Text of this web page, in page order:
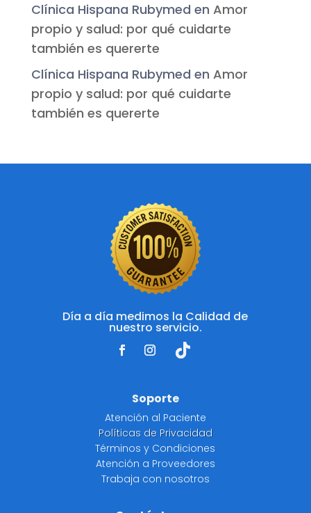
Clínica Hispana Rubymed en Amor
propio y salud: por qué cuidarte
también es quererte
Clínica Hispana Rubymed en Amor
propio y salud: por qué cuidarte
también es quererte
Día a día medimos la Calidad de
nuestro servicio.
Soporte
Atención al Paciente
Políticas de Privacidad
Términos y Condiciones
Atención a Proveedores
Trabaja con nosotros